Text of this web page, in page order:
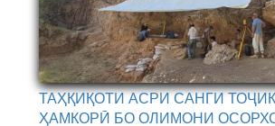
ТАҲҚИҚОТИ АСРИ САНГИ
ҲАМКОРӢ БО ОЛИМОНИ